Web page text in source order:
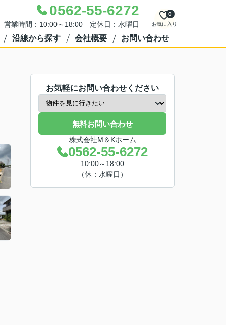
0562-55-6272
営業時間：10:00～18:00 定休日：水曜日 お気に入り
0
沿線から探す 会社概要 お問い合わせ
お気軽にお問い合わせください
無料お問い合わせ
株式会社M＆Kホーム
0562-55-6272
10:00～18:00
（休：水曜日）